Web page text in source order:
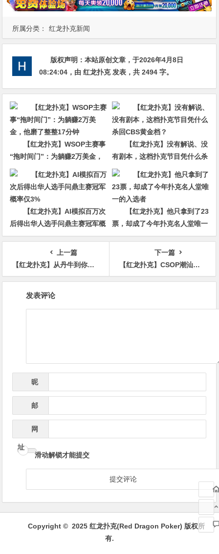
所属分类： 红龙扑克新闻
版权声明：本站原创文章，于2026年4月8日
08:24:04 ，由红龙扑克发表，共 2494 字。
【红龙扑克】WSOP主赛事
“拖时间门”：为躺赚2万美金，
他磨了整整17分钟
【红龙扑克】没有解说、没
有剧本，这档扑克节目凭什么杀
回CBS黄金档？
【红龙扑克】AI模拟百万次
后得出华人选手问鼎主赛冠军概
率仅3%
【红龙扑克】他只拿到了23
票，却成了今年扑克名人堂唯一
的入选者
上一篇
【红龙扑克】从丹牛到你：普通玩家能学到的5条扑克与人生“财富密码”
下一篇
【红龙扑克】CSOP潮汕扑克系列赛Day2战报：邱爽领跑63强，泡沫大战引爆全场
发表评论
昵
邮
网
址
滑动解锁才能提交
Copyright © 2025 红龙扑克(Red Dragon Poker) 版权所
有.